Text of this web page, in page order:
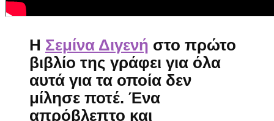
H Σεμίνα Διγενή στο πρώτο
βιβλίο της γράφει για όλα
αυτά για τα οποία δεν
μίλησε ποτέ. Ένα
απρόβλεπτο και